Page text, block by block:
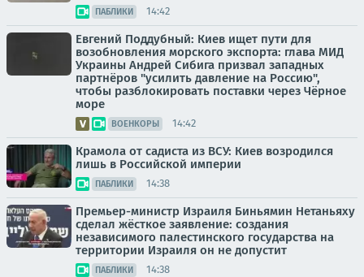
ПАБЛИКИ 14:42
Евгений Поддубный: Киев ищет пути для
возобновления морского экспорта: глава МИД
Украины Андрей Сибига призвал западных
партнёров "усилить давление на Россию",
чтобы разблокировать поставки через Чёрное
море
ВОЕНКОРЫ 14:42
Крамола от садиста из ВСУ: Киев возродился
лишь в Российской империи
ПАБЛИКИ 14:38
Премьер-министр Израиля Биньямин Нетаньяху
сделал жёсткое заявление: создания
независимого палестинского государства на
территории Израиля он не допустит
ПАБЛИКИ 14:38